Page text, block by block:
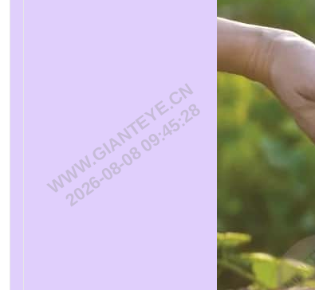
WWW.GIANTEYE.CN
2026-08-08 09:45:28